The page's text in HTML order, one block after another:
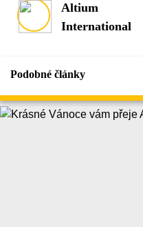
Altium
International
Podobné články